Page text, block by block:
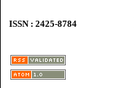
ISSN : 2425-8784